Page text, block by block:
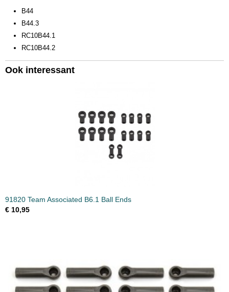
B44
B44.3
RC10B44.1
RC10B44.2
Ook interessant
91820 Team Associated B6.1 Ball Ends
€ 10,95